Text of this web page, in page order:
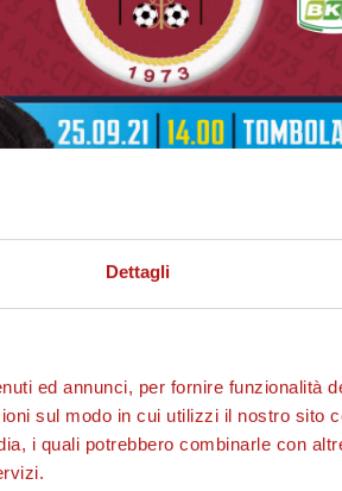
Dettagli
ed annunci, per fornire funzionalità
sul modo in cui utilizzi il nostro sito
i quali potrebbero combinarle con